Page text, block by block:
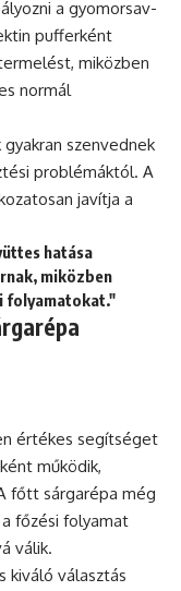
a gyomorsav-
pufferként
miközben
normál
gyakran szenvednek
problémáktól. A
javítja a
hatása
miközben
folyamatokat."
értékes segítséget
működik,
főtt sárgarépa még
főzési folyamat
válik.
kiváló választás